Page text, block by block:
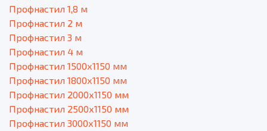
Профнастил 1,8 м
Профнастил 2 м
Профнастил 3 м
Профнастил 4 м
Профнастил 1500х1150 мм
Профнастил 1800х1150 мм
Профнастил 2000х1150 мм
Профнастил 2500х1150 мм
Профнастил 3000х1150 мм